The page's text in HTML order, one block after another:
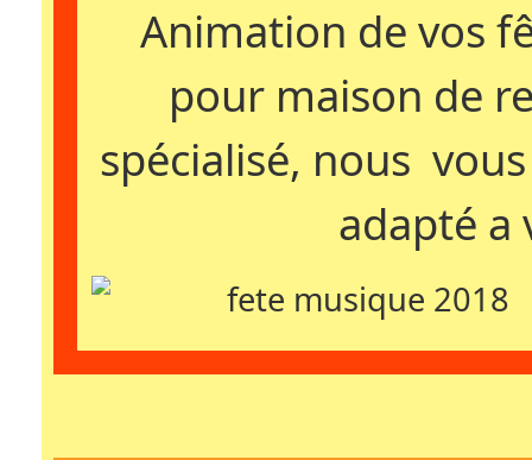
Animation de vos
pour maison de
spécialisé, nous
adapté a